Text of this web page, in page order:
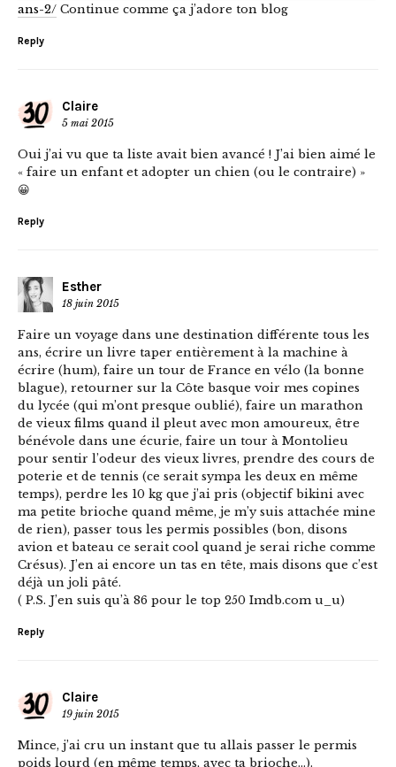
ans-2/ Continue comme ça j’adore ton blog
Reply
Claire
5 mai 2015
Oui j’ai vu que ta liste avait bien avancé ! J’ai bien aimé le
« faire un enfant et adopter un chien (ou le contraire) »
😀
Reply
Esther
18 juin 2015
Faire un voyage dans une destination différente tous les
ans, écrire un livre taper entièrement à la machine à
écrire (hum), faire un tour de France en vélo (la bonne
blague), retourner sur la Côte basque voir mes copines
du lycée (qui m’ont presque oublié), faire un marathon
de vieux films quand il pleut avec mon amoureux, être
bénévole dans une écurie, faire un tour à Montolieu
pour sentir l’odeur des vieux livres, prendre des cours de
poterie et de tennis (ce serait sympa les deux en même
temps), perdre les 10 kg que j’ai pris (objectif bikini avec
ma petite brioche quand même, je m’y suis attachée mine
de rien), passer tous les permis possibles (bon, disons
avion et bateau ce serait cool quand je serai riche comme
Crésus). J’en ai encore un tas en tête, mais disons que c’est
déjà un joli pâté.
( P.S. J’en suis qu’à 86 pour le top 250 Imdb.com u_u)
Reply
Claire
19 juin 2015
Mince, j’ai cru un instant que tu allais passer le permis
poids lourd (en même temps, avec ta brioche…).